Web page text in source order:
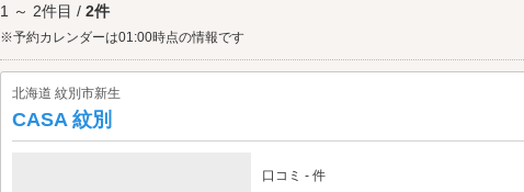
1 ～ 2件目 / 2件
※予約カレンダーは01:00時点の情報です
北海道 紋別市新生
CASA 紋別
口コミ - 件